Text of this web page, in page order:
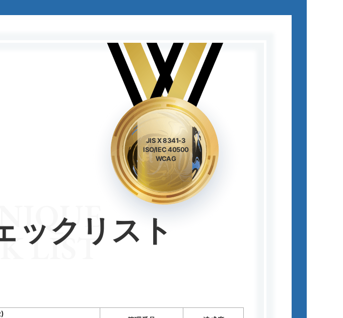
JIS X 8341-3
ISO/IEC 40500
WCAG
ックリスト
LIST